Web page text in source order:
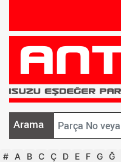
Arama
# A B C Ç D E F G Ğ